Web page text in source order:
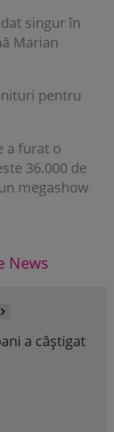
singur în
Marian
pentru
a furat o
36.000 de
megashow
News
a câștigat